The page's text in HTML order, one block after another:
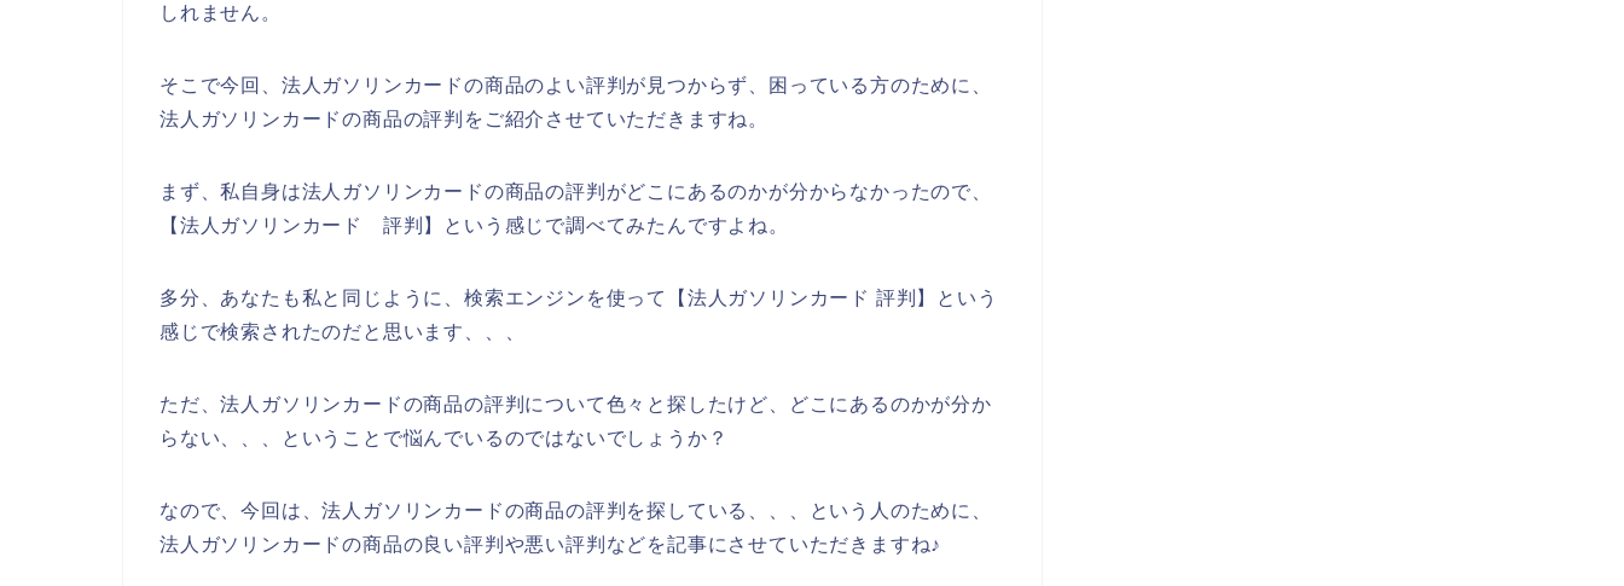
しれません。
そこで今回、法人ガソリンカードの商品のよい評判が見つからず、困っている方のために、
法人ガソリンカードの商品の評判をご紹介させていただきますね。
まず、私自身は法人ガソリンカードの商品の評判がどこにあるのかが分からなかったので、
【法人ガソリンカード 評判】という感じで調べてみたんですよね。
多分、あなたも私と同じように、検索エンジンを使って【法人ガソリンカード 評判】という
感じで検索されたのだと思います、、、
ただ、法人ガソリンカードの商品の評判について色々と探したけど、どこにあるのかが分か
らない、、、ということで悩んでいるのではないでしょうか？
なので、今回は、法人ガソリンカードの商品の評判を探している、、、という人のために、
法人ガソリンカードの商品の良い評判や悪い評判などを記事にさせていただきますね♪